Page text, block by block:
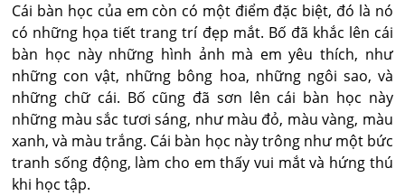
Cái bàn học của em còn có một điểm đặc biệt, đó là nó
có những họa tiết trang trí đẹp mắt. Bố đã khắc lên cái
bàn học này những hình ảnh mà em yêu thích, như
những con vật, những bông hoa, những ngôi sao, và
những chữ cái. Bố cũng đã sơn lên cái bàn học này
những màu sắc tươi sáng, như màu đỏ, màu vàng, màu
xanh, và màu trắng. Cái bàn học này trông như một bức
tranh sống động, làm cho em thấy vui mắt và hứng thú
khi học tập.